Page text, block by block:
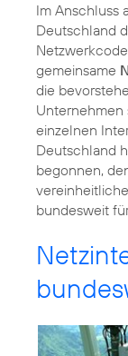
Im Anschluss
Deutschland
gemeinsame
die
Unternehmen
einzelnen
Deutschland
begonnen,
bundesweit